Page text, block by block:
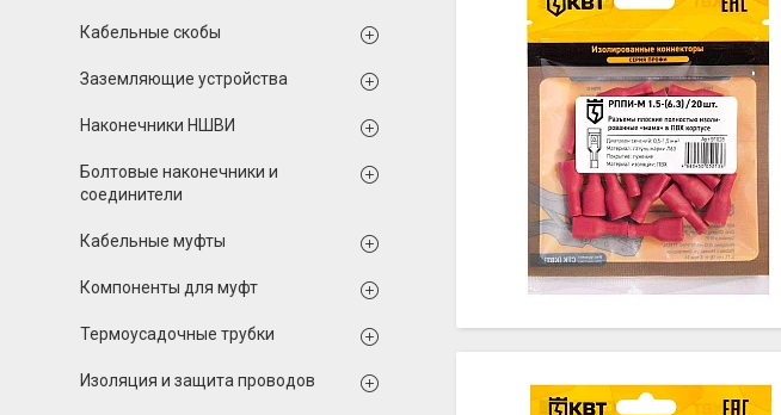
Кабельные скобы
Заземляющие устройства
Наконечники НШВИ
Болтовые наконечники и
соединители
Кабельные муфты
Компоненты для муфт
Термоусадочные трубки
Изоляция и защита проводов